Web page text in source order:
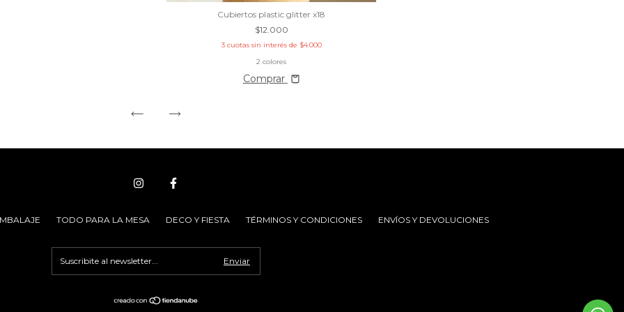
Cubiertos plastic glitter x18
$12.000
3 cuotas sin interés de $4.000
2 colores
Comprar
TODO PARA LA MESA DECO Y FIESTA TÉRMINOS Y CONDICIONES ENVÍOS Y DEVOLUCIONES